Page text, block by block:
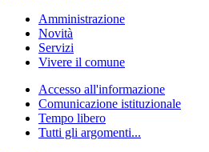
Amministrazione
Novità
Servizi
Vivere il comune
Accesso all'informazione
Comunicazione istituzionale
Tempo libero
Tutti gli argomenti...